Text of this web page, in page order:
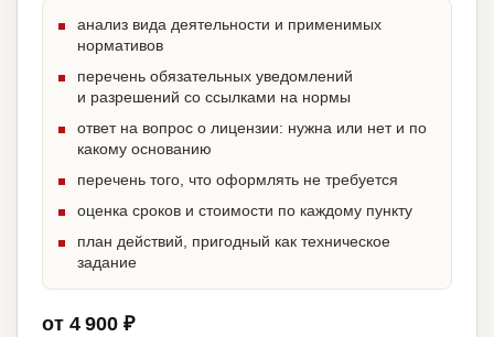
анализ вида деятельности и применимых
нормативов
перечень обязательных уведомлений
и разрешений со ссылками на нормы
ответ на вопрос о лицензии: нужна или нет и по
какому основанию
перечень того, что оформлять не требуется
оценка сроков и стоимости по каждому пункту
план действий, пригодный как техническое
задание
от 4 900 ₽